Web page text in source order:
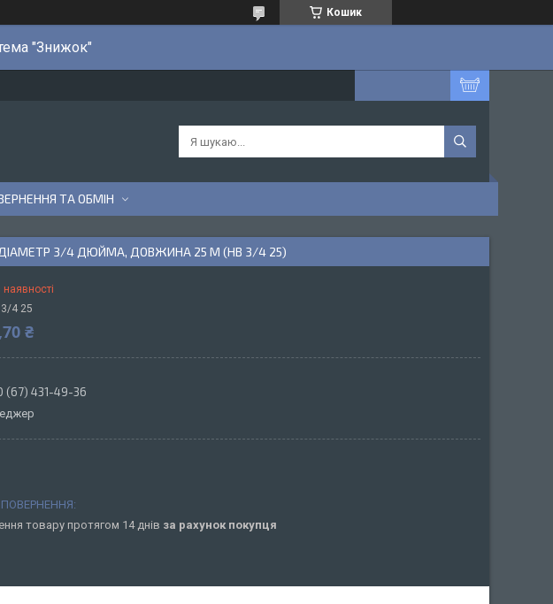
Кошик
"Знижок"
ТА ОБМІН
ДІАМЕТР 3/4 ДЮЙМА, ДОВЖИНА 25 М (HB 3/4 25)
3/4 25
₴
(67) 431-49-36
товару протягом 14 днів за рахунок покупця